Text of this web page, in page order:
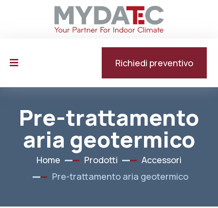
Richiedi preventivo
Pre-trattamento
aria geotermico
Home Prodotti
Accessori
Pre-trattamento aria geotermico